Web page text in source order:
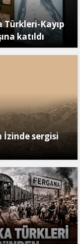
Türkleri-Kayıp
katıldı
İzinde sergisi